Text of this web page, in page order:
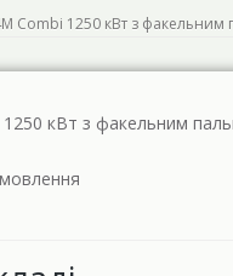
Combi 1250 кВт з факельним
кВт з факельним